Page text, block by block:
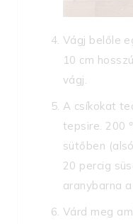
Vágj belőle
10 cm
vágj.
A csíkokat
tepsire. 200
sütőben
20 percig
aranybarna
Várd meg